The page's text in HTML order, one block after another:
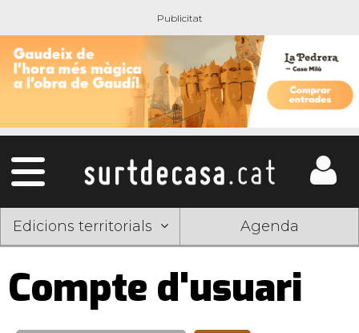
Edicions territorials Agenda
Compte d'usuari
Pestanyes
primàries